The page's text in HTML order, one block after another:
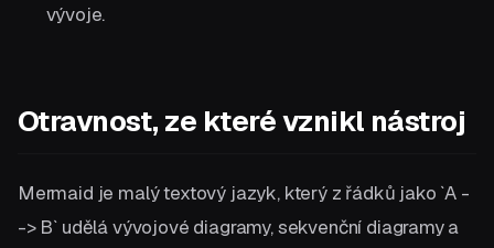
vývoje.
Otravnost, ze které vznikl nástroj
Mermaid je malý textový jazyk, který z řádků jako `A -
-> B` udělá vývojové diagramy, sekvenční diagramy a